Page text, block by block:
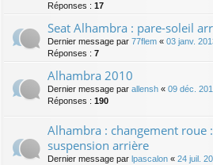
Réponses : 17
Seat Alhambra : pare-soleil
Dernier message par 77flem « 03 janv.
Réponses : 7
Alhambra 2010
Dernier message par allensh « 09 déc.
Réponses : 190
Alhambra : changement roue
suspension arrière
Dernier message par lpascalon « 24 juil.